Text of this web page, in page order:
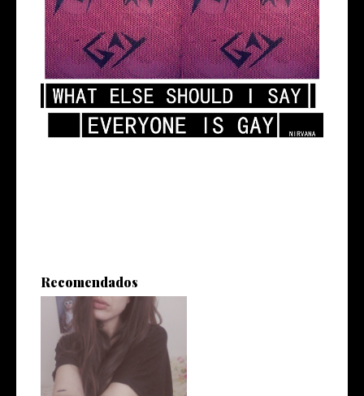
Recomendados
4 tattoos en un día